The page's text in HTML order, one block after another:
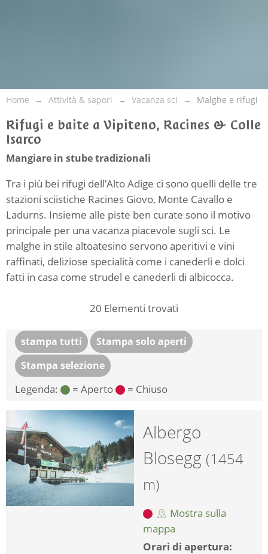
Home Attività & sapori Vacanza sci Malghe e rifugi
Rifugi e baite a Vipiteno, Racines & Colle
Isarco
Mangiare in stube tradizionali
Tra i più bei rifugi dell’Alto Adige ci sono quelli delle tre
stazioni sciistiche Racines Giovo, Monte Cavallo e
Ladurns. Insieme alle piste ben curate sono il motivo
principale per una vacanza piacevole sugli sci. Le
malghe in stile altoatesino servono aperitivi e vini
raffinati, deliziose specialità come i canederli e dolci
fatti in casa come strudel e canederli di albicocca.
20 Elementi trovati
stampa tutti
Stampa solo aperti
Stampa selezione
Legenda: = Aperto = Chiuso
Albergo
Blosegg (1454
m)
Mostra sulla
mappa
Orari di apertura: